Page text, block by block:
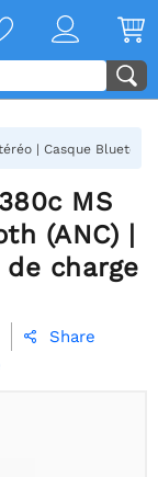
| Casque
MS
(ANC) |
de charge

Share